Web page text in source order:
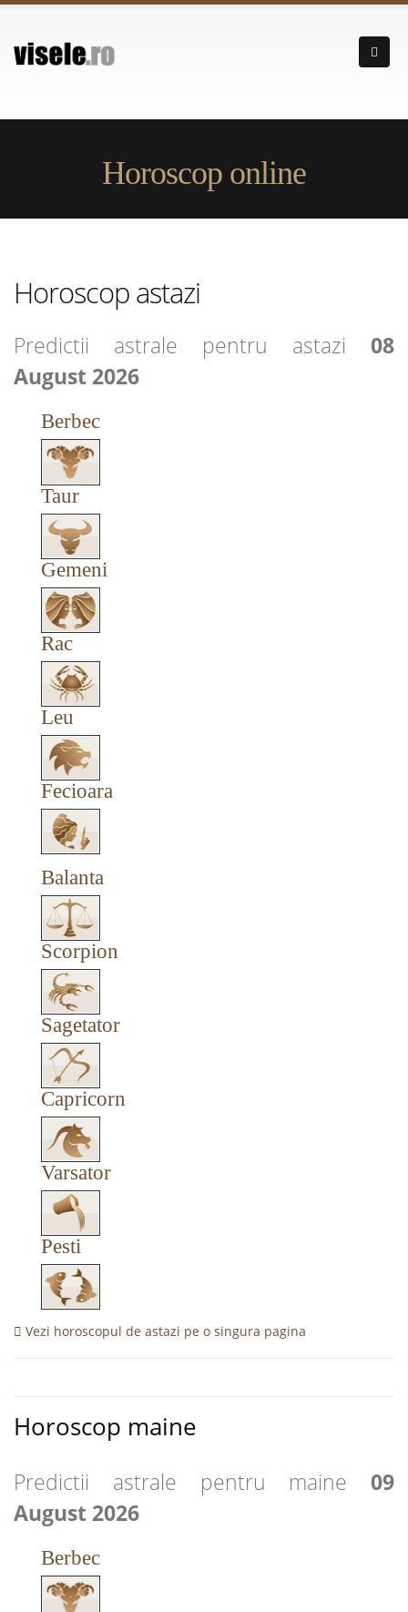
Horoscop online
Horoscop astazi
Predictii astrale pentru astazi 08
August 2026
Berbec
Taur
Gemeni
Rac
Leu
Fecioara
Balanta
Scorpion
Sagetator
Capricorn
Varsator
Pesti
Vezi horoscopul de astazi pe o singura pagina
Horoscop maine
Predictii astrale pentru maine 09
August 2026
Berbec